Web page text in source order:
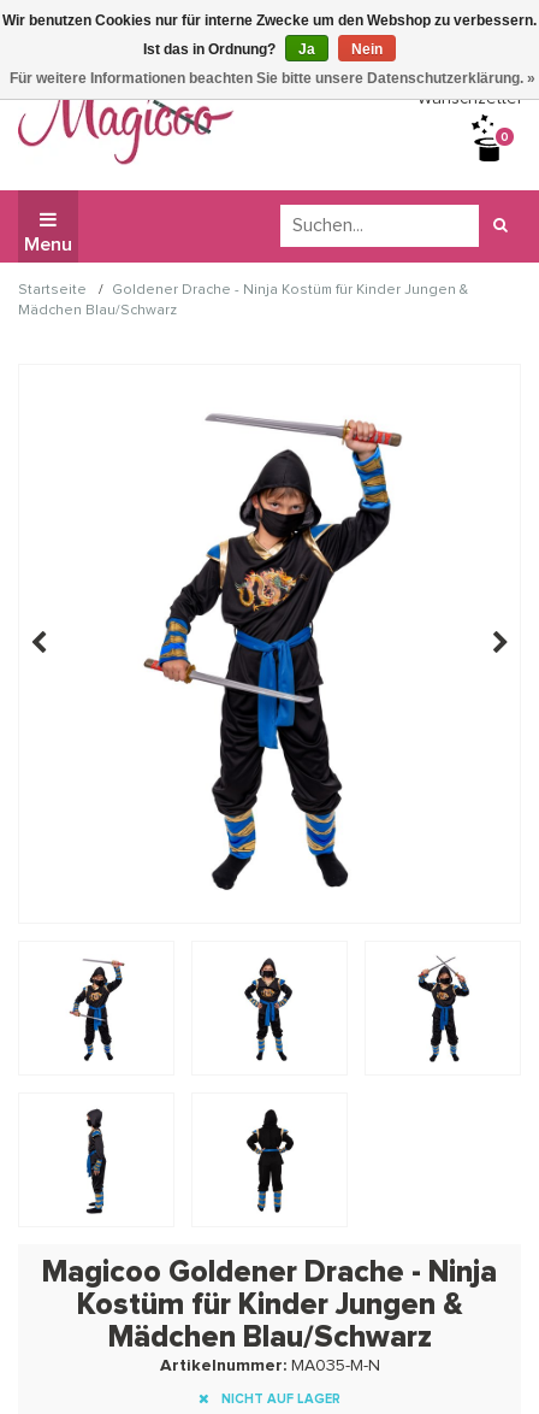
Wir haben Betriebsferien, daher können Sie derzeit nicht
bestellen.
Wunschzettel
0
Menu
Startseite /
Goldener Drache - Ninja Kostüm für Kinder Jungen &
Mädchen Blau/Schwarz
Magicoo Goldener Drache - Ninja
Kostüm für Kinder Jungen &
Mädchen Blau/Schwarz
Artikelnummer:MA035-M-N
NICHT AUF LAGER
Wir benutzen Cookies nur für interne Zwecke um den Webshop zu verbessern.
Ist das in Ordnung?
Ja
Nein
Für weitere Informationen beachten Sie bitte unsere Datenschutzerklärung. »